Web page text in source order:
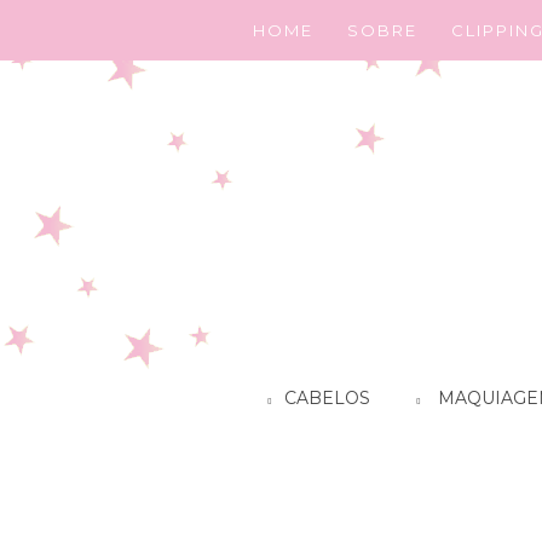
HOME SOBRE CLIPPING
CABELOS